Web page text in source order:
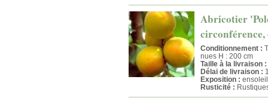
Abricotier
circonférence,
Conditionnement :
nues H : 200 cm
Taille à la livraison :
Délai de livraison :
Exposition :
Rusticité :